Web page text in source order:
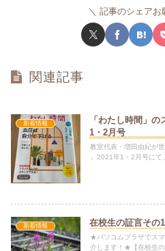
記事のシェアお
関連記事
新着情報
「わたし時間」
1・2月号
教室代表・増田由紀が
」2021年1・2月号にて
新着情報 在校生の証言その
★パソコムプラザでス
介します！★【在校生の